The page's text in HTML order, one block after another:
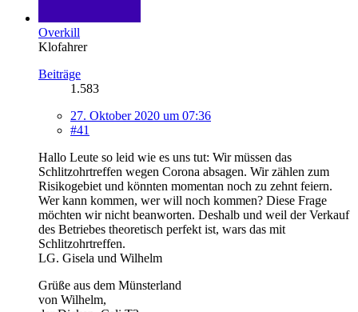
Overkill
Klofahrer
Beiträge
1.583
27. Oktober 2020 um 07:36
#41
Hallo Leute so leid wie es uns tut: Wir müssen das
Schlitzohrtreffen wegen Corona absagen. Wir zählen zum
Risikogebiet und könnten momentan noch zu zehnt feiern.
Wer kann kommen, wer will noch kommen? Diese Frage
möchten wir nicht beanworten. Deshalb und weil der Verkauf
des Betriebes theoretisch perfekt ist, wars das mit
Schlitzohrtreffen.
LG. Gisela und Wilhelm
Grüße aus dem Münsterland
von Wilhelm,